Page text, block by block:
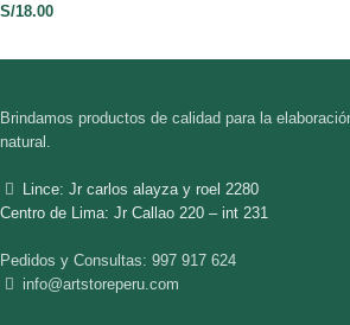
S/18.00
Brindamos productos de calidad para la
natural.
Lince: Jr carlos alayza y roel 2280
Centro de Lima: Jr Callao 220 – int 231
Pedidos y Consultas: 997 917 624
info@artstoreperu.com